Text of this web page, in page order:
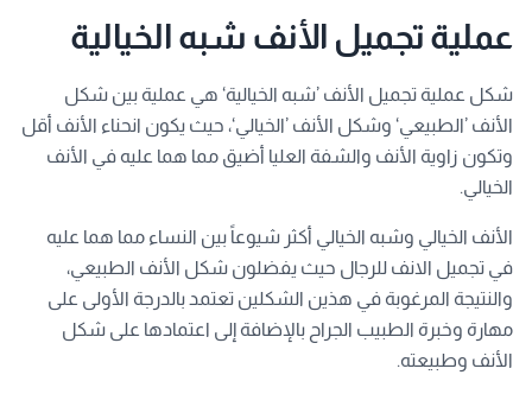
عملية تجميل الأنف شبه الخيالية
شكل عملية تجميل الأنف ’شبه الخيالية‘ هي عملية بين شكل
الأنف ’الطبيعي‘ وشكل الأنف ’الخيالي‘، حيث يكون انحناء الأنف أقل
وتكون زاوية الأنف والشفة العليا أضيق مما هما عليه في الأنف
الخيالي.
الأنف الخيالي وشبه الخيالي أكثر شيوعاً بين النساء مما هما عليه
في تجميل الانف للرجال حيث يفضلون شكل الأنف الطبيعي،
والنتيجة المرغوبة في هذين الشكلين تعتمد بالدرجة الأولى على
مهارة وخبرة الطبيب الجراح بالإضافة إلى اعتمادها على شكل
الأنف وطبيعته.